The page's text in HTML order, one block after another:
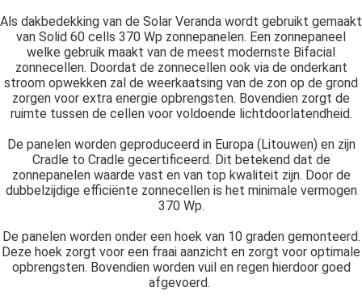
Als dakbedekking van de Solar Veranda wordt gebruikt gemaakt
van Solid 60 cells 370 Wp zonnepanelen. Een zonnepaneel
welke gebruik maakt van de meest modernste Bifacial
zonnecellen. Doordat de zonnecellen ook via de onderkant
stroom opwekken zal de weerkaatsing van de zon op de grond
zorgen voor extra energie opbrengsten. Bovendien zorgt de
ruimte tussen de cellen voor voldoende lichtdoorlatendheid.
De panelen worden geproduceerd in Europa (Litouwen) en zijn
Cradle to Cradle gecertificeerd. Dit betekend dat de
zonnepanelen waarde vast en van top kwaliteit zijn. Door de
dubbelzijdige efficiënte zonnecellen is het minimale vermogen
370 Wp.
De panelen worden onder een hoek van 10 graden gemonteerd.
Deze hoek zorgt voor een fraai aanzicht en zorgt voor optimale
opbrengsten. Bovendien worden vuil en regen hierdoor goed
afgevoerd.